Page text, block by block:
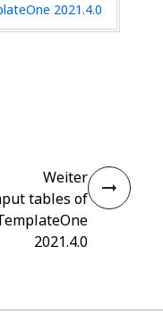
2021.4.0
Weiter
tables of
2021.4.0